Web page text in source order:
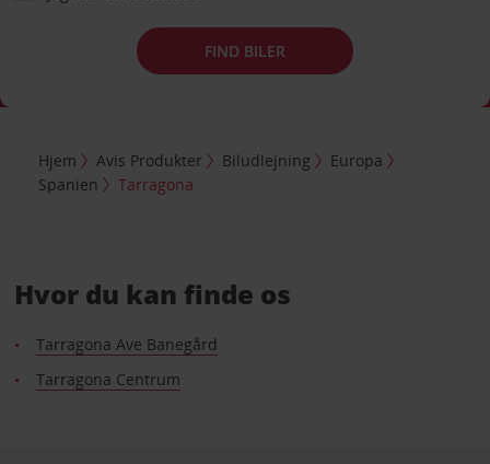
FIND BILER
Hjem Avis Produkter Biludlejning
Europa
Spanien
Tarragona
Hvor du kan finde os
Tarragona Ave Banegård
Tarragona Centrum